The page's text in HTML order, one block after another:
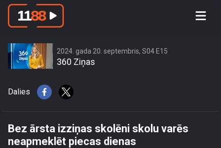
Bez ārsta izziņas skolēni skolu varēs
2024. gada 20. septembris, S04 E15
360 Ziņas
Dalies
Bez ārsta izziņas skolēni skolu varēs
neapmeklēt piecas dienas